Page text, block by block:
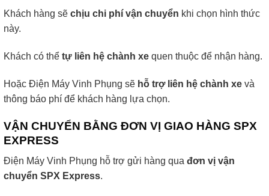
Khách hàng sẽ chịu chi phí vận chuyển khi chọn hình thức
này.
Khách có thể tự liên hệ chành xe quen thuộc để nhận hàng.
Hoặc Điện Máy Vinh Phụng sẽ hỗ trợ liên hệ chành xe và
thông báo phí để khách hàng lựa chọn.
VẬN CHUYỂN BẰNG ĐƠN VỊ GIAO HÀNG SPX
EXPRESS
Điện Máy Vinh Phụng hỗ trợ gửi hàng qua đơn vị vận
chuyển SPX Express.